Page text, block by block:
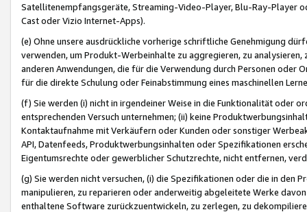
Satellitenempfangsgeräte, Streaming-Video-Player, Blu-Ray-Player
Cast oder Vizio Internet-Apps).
(e) Ohne unsere ausdrückliche vorherige schriftliche Genehmigung
verwenden, um Produkt-Werbeinhalte zu aggregieren, zu
anderen Anwendungen, die für die Verwendung durch Personen
für die direkte Schulung oder Feinabstimmung eines maschinellen
(f) Sie werden (i) nicht in irgendeiner Weise in die Funktionalität oder
entsprechenden Versuch unternehmen; (ii) keine
Kontaktaufnahme mit Verkäufern oder Kunden oder sonstiger
API, Datenfeeds, Produktwerbungsinhalten oder Spezifikationen
Eigentumsrechte oder gewerblicher Schutzrechte, nicht entfernen,
(g) Sie werden nicht versuchen, (i) die Spezifikationen oder die in
manipulieren, zu reparieren oder anderweitig abgeleitete Werke
enthaltene Software zurückzuentwickeln, zu zerlegen, zu